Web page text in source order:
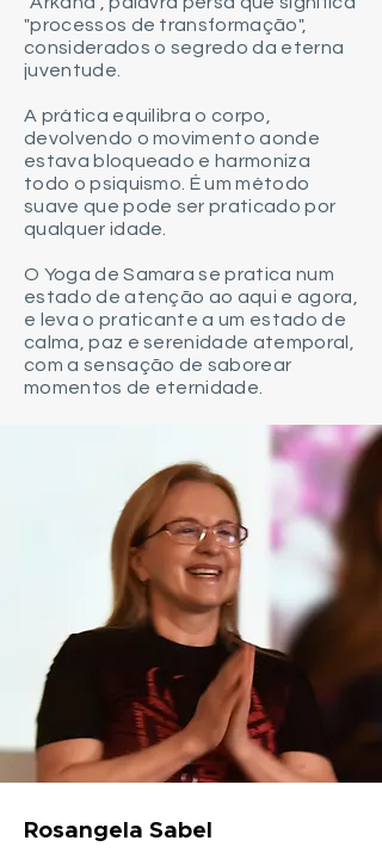
"processos de transformação",
considerados o segredo da eterna
juventude.
A prática equilibra o corpo,
devolvendo o movimento aonde
estava bloqueado e harmoniza
todo o psiquismo. É um método
suave que pode ser praticado por
qualquer idade.
O Yoga de Samara se pratica num
estado de atenção ao aqui e agora,
e leva o praticante a um estado de
calma, paz e serenidade atemporal,
com a sensação de saborear
momentos de eternidade.
Rosangela Sabel